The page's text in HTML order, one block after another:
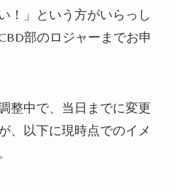
！」という方がいらっし
部のロジャーまでお申
整中で、当日までに変更
、以下に現時点でのイメ